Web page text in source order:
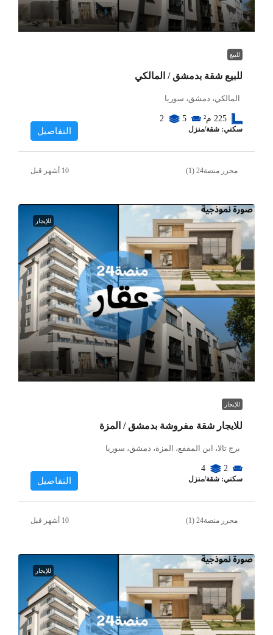
للبيع
للبيع شقة بدمشق / المالكي
المالكي، دمشق، سوريا
225 م² 5
2
سكني: شقة/منزل التفاصيل
محرر منصة24 (1)
للإيجار
للإيجار
للايجار شقة مفروشة بدمشق / المزة
برج تالا، ابن المقفع، المزة، دمشق، سوريا
2
4
سكني: شقة/منزل التفاصيل
محرر منصة24 (1)
للإيجار